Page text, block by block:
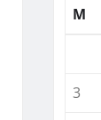
M
3